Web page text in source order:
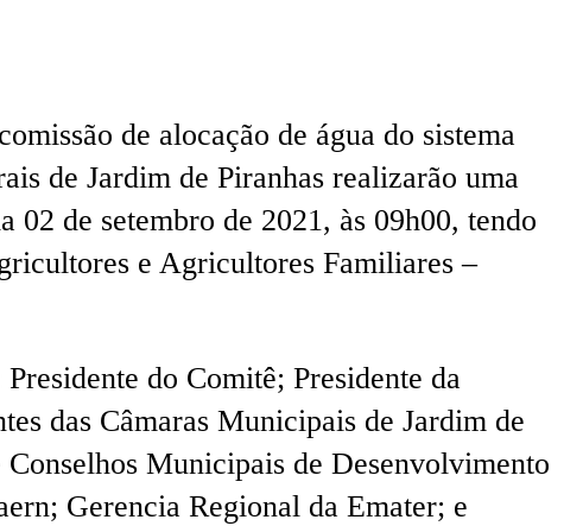
de alocação de água do sistema
de Jardim de Piranhas realizarão uma
de setembro de 2021, às 09h00, tendo
e Agricultores Familiares –
do Comitê; Presidente da
das Câmaras Municipais de Jardim de
Municipais de Desenvolvimento
Gerencia Regional da Emater; e